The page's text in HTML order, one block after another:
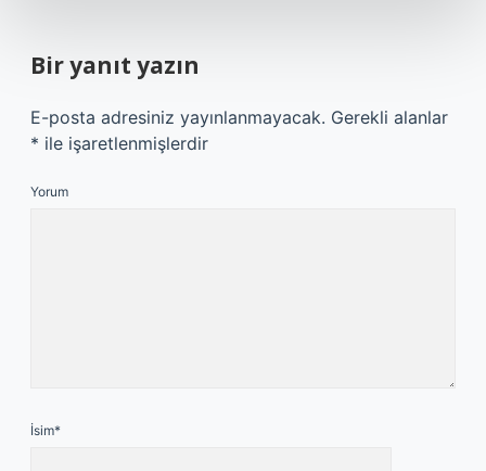
Bir yanıt yazın
E-posta adresiniz yayınlanmayacak. Gerekli alanlar
* ile işaretlenmişlerdir
Yorum
İsim*